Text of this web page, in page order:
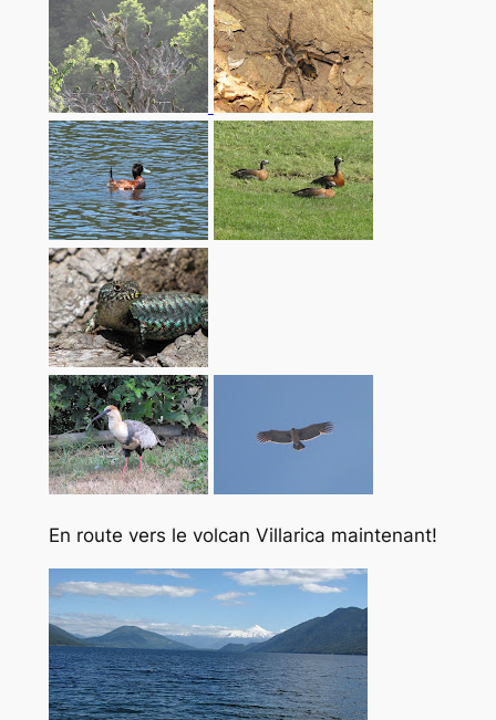
En route vers le volcan Villarica maintenant!